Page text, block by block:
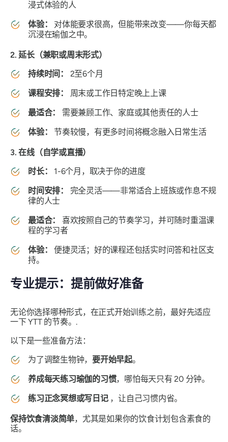
浸式体验的人
体验：
对体能要求很高，但能带来改变——你每天都
沉浸在瑜伽之中。
2. 延长（兼职或周末形式）
持续时间：
2至6个月
课程安排：
周末或工作日特定晚上上课
最适合：
需要兼顾工作、家庭或其他责任的人士
体验：
节奏较慢，有更多时间将概念融入日常生活
3. 在线（自学或直播）
时长：
1-6个月，取决于你的进度
时间安排：
完全灵活——非常适合上班族或作息不规
律的人士
最适合：
喜欢按照自己的节奏学习，并可随时重温课
程的学习者
体验：
便捷灵活；好的课程还包括实时问答和社区支
持。
专业提示：提前做好准备
无论你选择哪种形式，在正式开始训练之前，最好先适应
一下 YTT 的节奏。.
以下是一些准备方法：
为了调整生物钟，要开始早起。
养成每天练习瑜伽的习惯，哪怕每天只有 20 分钟。
练习正念冥想或写日记，让自己习惯内省。
保持饮食清淡简单，尤其是如果你的饮食计划包含素食的
话。